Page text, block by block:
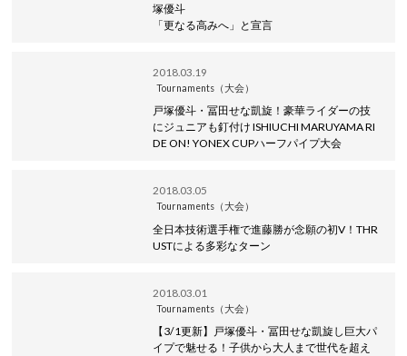
塚優斗
「更なる高みへ」と宣言
2018.03.19
Tournaments（大会）
戸塚優斗・冨田せな凱旋！豪華ライダーの技
にジュニアも釘付け ISHIUCHI MARUYAMA RI
DE ON! YONEX CUPハーフパイプ大会
2018.03.05
Tournaments（大会）
全日本技術選手権で進藤勝が念願の初V！THR
USTによる多彩なターン
2018.03.01
Tournaments（大会）
【3/1更新】戸塚優斗・冨田せな凱旋し巨大パ
イプで魅せる！子供から大人まで世代を超え